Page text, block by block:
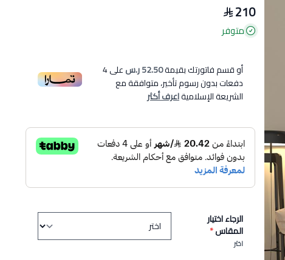
210
متوفر
أو قسم فاتورتك بقيمة52.50 ر.س على4
دفعات بدون رسوم تأخير، متوافقة مع
الشريعة الإسلاميةاعرف أكثر
الرجاء اختيار
المقاس*
اختر